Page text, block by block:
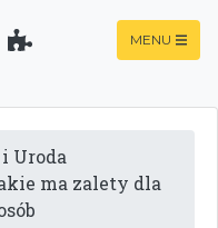
MENU
Uroda
ma zalety dla